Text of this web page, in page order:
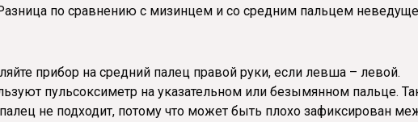
по сравнению с мизинцем и со средним пальцем
прибор на средний палец правой руки, если левша – левой.
пульсоксиметр на указательном или безымянном пальце.
не подходит, потому что может быть плохо зафиксирован